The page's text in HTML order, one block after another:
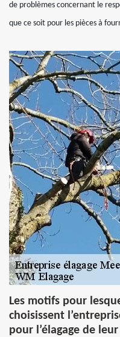
de problèmes concernant le
que ce soit pour les pièces à
Les motifs pour
choisissent
pour l’élagage de